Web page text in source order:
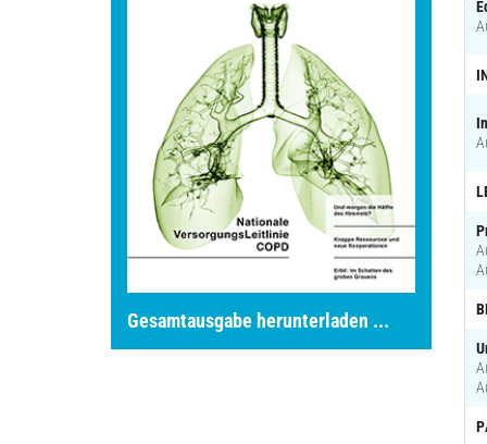
Gesamtausgabe herunterladen ...